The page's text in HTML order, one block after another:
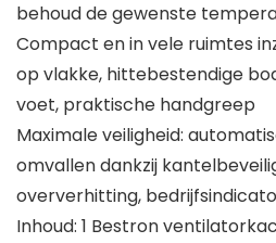
behoud de gewenste
Compact en in vele ruimtes
op vlakke, hittebestendige
voet, praktische handgreep
Maximale veiligheid:
omvallen dankzij
oververhitting,
Inhoud: 1 Bestron